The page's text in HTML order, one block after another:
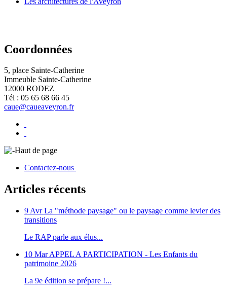
Coordonnées
5, place Sainte-Catherine
Immeuble Sainte-Catherine
12000 RODEZ
Tél : 05 65 68 66 45
caue@caueaveyron.fr
Haut de page
Contactez-nous
Articles récents
9 Avr La "méthode paysage" ou le paysage comme levier des
transitions
Le RAP parle aux élus...
10 Mar APPEL A PARTICIPATION - Les Enfants du
patrimoine 2026
La 9e édition se prépare !...